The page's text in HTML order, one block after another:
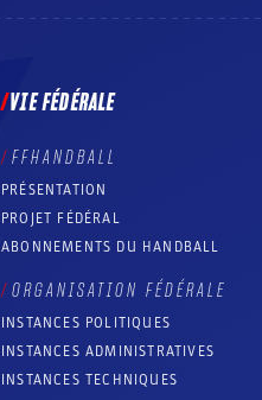
VIE FÉDÉRALE
FFHANDBALL
PRÉSENTATION
PROJET FÉDÉRAL
ABONNEMENTS DU HANDBALL
ORGANISATION FÉDÉRALE
INSTANCES POLITIQUES
INSTANCES ADMINISTRATIVES
INSTANCES TECHNIQUES